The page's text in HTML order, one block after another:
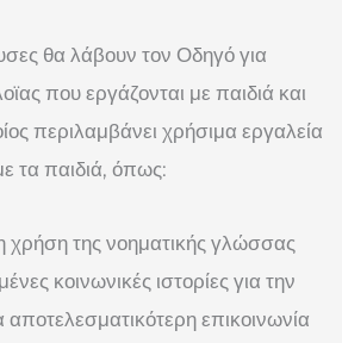
θα λάβουν τον Οδηγό για
που εργάζονται με παιδιά και
περιλαμβάνει χρήσιμα εργαλεία
τα παιδιά, όπως:
χρήση της νοηματικής γλώσσας
κοινωνικές ιστορίες για την
αποτελεσματικότερη επικοινωνία